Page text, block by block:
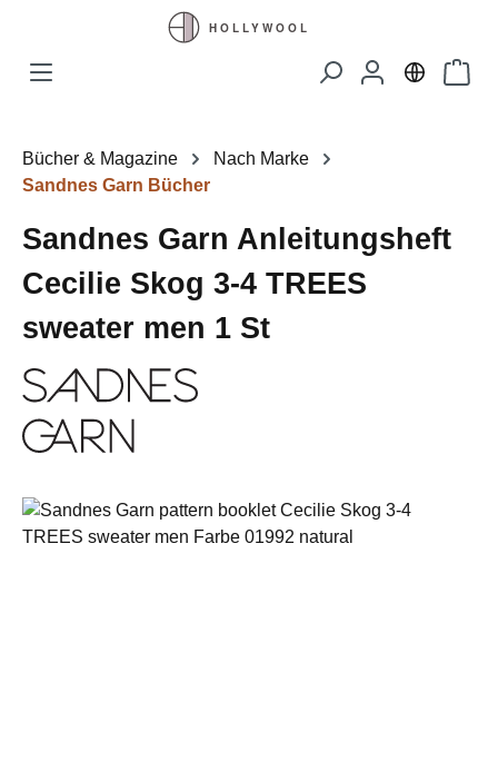
Zum Hauptinhalt springen
Bücher & Magazine
Nach Marke
Sandnes Garn Bücher
Sandnes Garn Anleitungsheft
Cecilie Skog 3-4 TREES
sweater men 1 St
Bildergalerie überspringen